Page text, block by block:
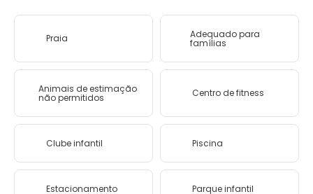
Praia Adequado para
famílias
Animais de estimação
não permitidos Centro de fitness
Clube infantil Piscina
Estacionamento Parque infantil